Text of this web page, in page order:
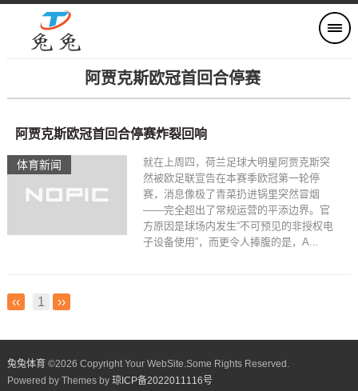
阿贾克斯欧冠首回合停赛
体育新闻
阿贾克斯欧冠首回合停赛炸裂回响
就在上周四，荷兰足球大明星阿贾克斯突
然被欧足联宣告在本赛季欧冠第一轮停
赛，消息像极了青菜扔进锅里突然冒烟
——完全超出了常规运营的平添边界。官
方原因是球场内发生“不可预见的非授权电
子设备使用”，而更令人捧腹的是，A...
‹‹ 1 ››
兔兔体育 ©2026 Copyright Your WebSite.Some Rights Reserved.
Powered by Themes by 琼ICP备2022011116号